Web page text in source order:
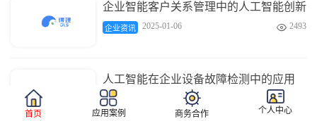
企业智能客户关系管理中的人工智能创新
企业资讯 2025-01-06  2493
人工智能在企业设备故障检测中的应用
企业资讯 
首页
应用案例 商务合作 个人中心